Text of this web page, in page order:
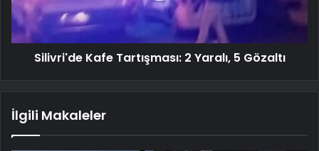
Silivri'de Kafe Tartışması: 2 Yaralı, 5 Gözaltı
İlgili Makaleler